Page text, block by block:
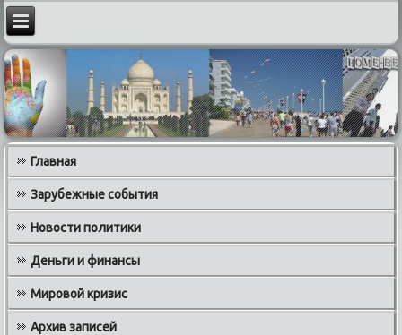
Главная
Зарубежные события
Новости политики
Деньги и финансы
Мировой кризис
Архив записей